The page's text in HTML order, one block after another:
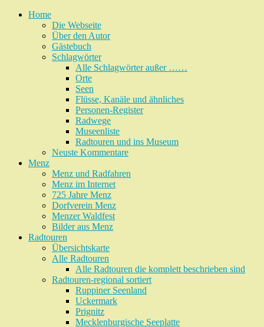
Home
Die Webseite
Über den Autor
Gästebuch
Schlagwörter
Alle Schlagwörter außer ……
Orte
Seen
Flüsse, Kanäle und ähnliches
Personen-Register
Radwege
Museenliste
Radtouren und ins Museum
Neuste Kommentare
Menz
Menz und Radfahren
Menz im Internet
725 Jahre Menz
Dorfverein Menz
Menzer Waldfest
Bilder aus Menz
Radtouren
Übersichtskarte
Alle Radtouren
Alle Radtouren die komplett beschrieben sind
Radtouren-regional sortiert
Ruppiner Seenland
Uckermark
Prignitz
Mecklenburgische Seeplatte